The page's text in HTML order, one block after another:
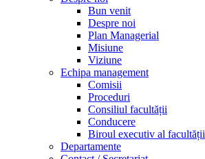
Bun venit
Despre noi
Plan Managerial
Misiune
Viziune
Echipa management
Comisii
Proceduri
Consiliul facultății
Conducere
Biroul executiv al facultății
Departamente